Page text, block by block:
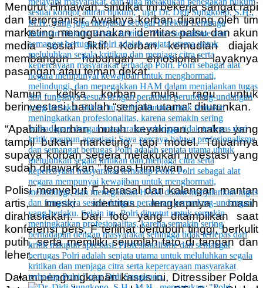
Menurut Himawan, sindikat ini bekerja sangat rapi
dan terorganisir. Awalnya korban dijaring oleh tim
marketing menggunakan identitas palsu dan akun
media sosial fiktif. Korban kemudian diajak
membangun hubungan emosional layaknya
pasangan atau teman dekat.
Namun ketika korban mulai ragu untuk
berinvestasi, barulah “senjata utama” diturunkan.
“Apabila korban butuh keyakinan, maka yang
tampil bukan marketing, tapi model. Tujuannya
supaya korban segera melakukan investasi yang
sudah ditawarkan,” tegas Himawan.
Polisi menyebut F berasal dari kalangan mantan
artis, meski identitas lengkapnya masih
dirahasiakan. Dari foto yang ditampilkan saat
konferensi pers, F terlihat bertubuh tinggi, berkulit
putih, serta memiliki sejumlah tato di tangan dan
leher.
Dalam pengungkapan kasus ini, Ditressiber Polda